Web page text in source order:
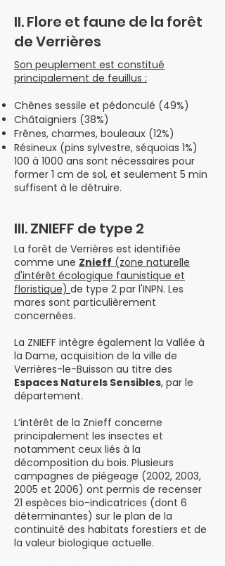
II. Flore et faune de la forêt
de Verrières
Son peuplement est constitué
principalement de feuillus :
Chênes sessile et pédonculé (49%)
Châtaigniers (38%)
Frênes, charmes, bouleaux (12%)
Résineux (pins sylvestre, séquoias 1%)
100 à 1000 ans sont nécessaires pour
former 1 cm de sol, et seulement 5 min
suffisent à le détruire.
III. ZNIEFF de type 2
La forêt de Verrières est identifiée
comme une Znieff (zone naturelle
d'intérêt écologique faunistique et
floristique) de type 2 par l'INPN. Les
mares sont particulièrement
concernées.
La ZNIEFF intègre également la Vallée à
la Dame, acquisition de la ville de
Verrières-le-Buisson au titre des
Espaces Naturels Sensibles, par le
département.
L’intérêt de la Znieff concerne
principalement les insectes et
notamment ceux liés à la
décomposition du bois. Plusieurs
campagnes de piégeage (2002, 2003,
2005 et 2006) ont permis de recenser
21 espèces bio-indicatrices (dont 6
déterminantes) sur le plan de la
continuité des habitats forestiers et de
la valeur biologique actuelle.